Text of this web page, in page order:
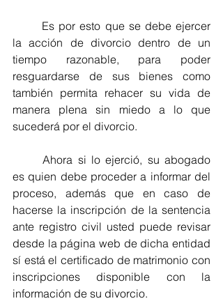
Es por esto que se debe ejercer
la acción de divorcio dentro de un
tiempo razonable, para poder
resguardarse de sus bienes como
también permita rehacer su vida de
manera plena sin miedo a lo que
sucederá por el divorcio.
Ahora si lo ejerció, su abogado
es quien debe proceder a informar del
proceso, además que en caso de
hacerse la inscripción de la sentencia
ante registro civil usted puede revisar
desde la página web de dicha entidad
sí está el certificado de matrimonio con
inscripciones disponible con la
información de su divorcio.